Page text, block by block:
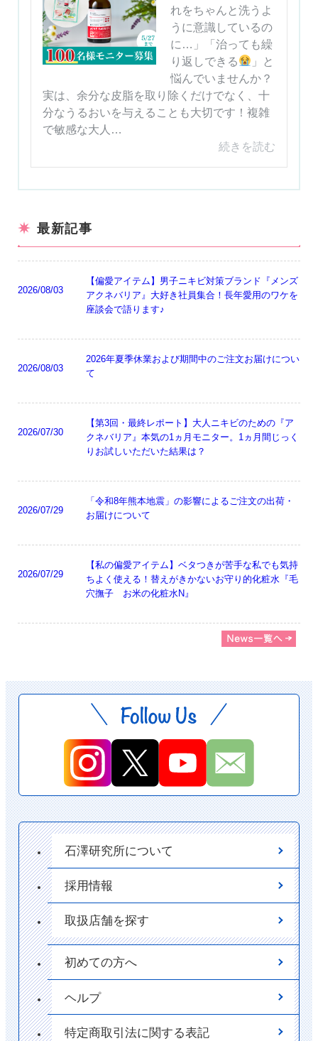
れをちゃんと洗うよ
うに意識しているの
に…」「治っても繰
り返しできる
」と
悩んでいませんか？
実は、余分な皮脂を取り除くだけでなく、十
分なうるおいを与えることも大切です！複雑
で敏感な大人…
続きを読む
最新記事
2026/08/03
【偏愛アイテム】男子ニキビ対策ブランド『メンズ
アクネバリア』大好き社員集合！長年愛用のワケを
座談会で語ります♪
2026/08/03
2026年夏季休業および期間中のご注文お届けについ
て
2026/07/30
【第3回・最終レポート】大人ニキビのための『ア
クネバリア』本気の1ヵ月モニター。1ヵ月間じっく
りお試しいただいた結果は？
2026/07/29
「令和8年熊本地震」の影響によるご注文の出荷・
お届けについて
2026/07/29
【私の偏愛アイテム】ベタつきが苦手な私でも気持
ちよく使える！替えがきかないお守り的化粧水『毛
穴撫子 お米の化粧水N』
石澤研究所について
採用情報
取扱店舗を探す
初めての方へ
ヘルプ
特定商取引法に関する表記